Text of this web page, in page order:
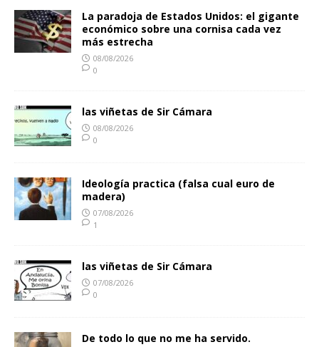
La paradoja de Estados Unidos: el gigante
económico sobre una cornisa cada vez
más estrecha
08/08/2026
0
las viñetas de Sir Cámara
08/08/2026
0
Ideología practica (falsa cual euro de
madera)
07/08/2026
1
las viñetas de Sir Cámara
07/08/2026
0
De todo lo que no me ha servido.